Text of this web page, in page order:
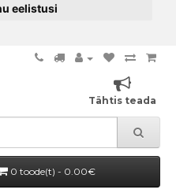
eelistusi
Tähtis teada
0 toode(t) - 0.00€